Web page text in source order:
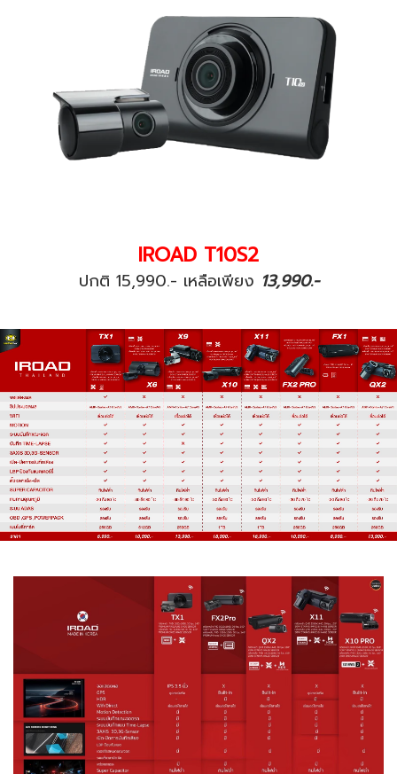
IROAD T10S2
ปกติ 15,990.- เหลือเพียง 13,990.-